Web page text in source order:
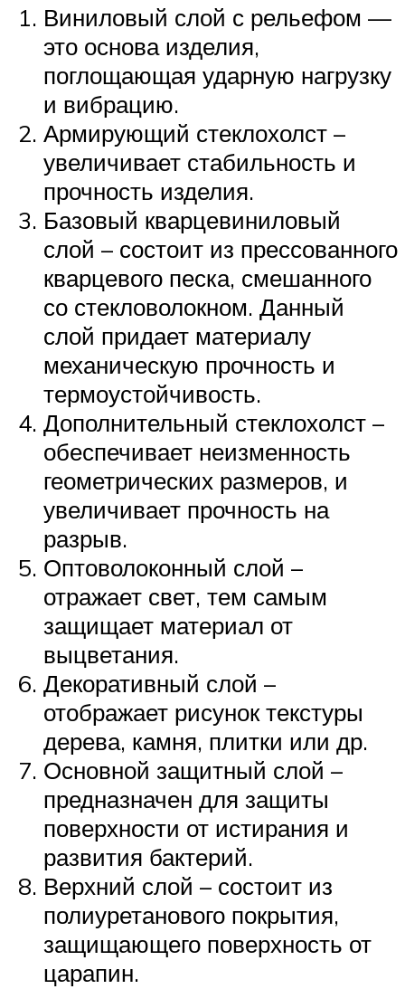
Виниловый слой с рельефом —
это основа изделия,
поглощающая ударную нагрузку
и вибрацию.
Армирующий стеклохолст –
увеличивает стабильность и
прочность изделия.
Базовый кварцевиниловый
слой – состоит из прессованного
кварцевого песка, смешанного
со стекловолокном. Данный
слой придает материалу
механическую прочность и
термоустойчивость.
Дополнительный стеклохолст –
обеспечивает неизменность
геометрических размеров, и
увеличивает прочность на
разрыв.
Оптоволоконный слой –
отражает свет, тем самым
защищает материал от
выцветания.
Декоративный слой –
отображает рисунок текстуры
дерева, камня, плитки или др.
Основной защитный слой –
предназначен для защиты
поверхности от истирания и
развития бактерий.
Верхний слой – состоит из
полиуретанового покрытия,
защищающего поверхность от
царапин.